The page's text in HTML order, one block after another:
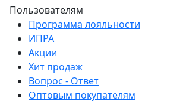
Пользователям
Программа лояльности
ИПРА
Акции
Хит продаж
Вопрос - Ответ
Оптовым покупателям